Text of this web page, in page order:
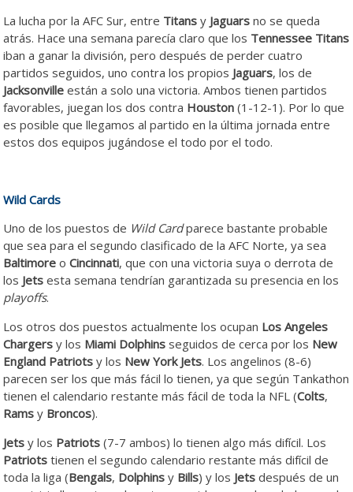
La lucha por la AFC Sur, entre Titans y Jaguars no se queda
atrás. Hace una semana parecía claro que los Tennessee Titans
iban a ganar la división, pero después de perder cuatro
partidos seguidos, uno contra los propios Jaguars, los de
Jacksonville están a solo una victoria. Ambos tienen partidos
favorables, juegan los dos contra Houston (1-12-1). Por lo que
es posible que llegamos al partido en la última jornada entre
estos dos equipos jugándose el todo por el todo.
Wild Cards
Uno de los puestos de Wild Cardparece bastante probable
que sea para el segundo clasificado de la AFC Norte, ya sea
Baltimore oCincinnati, que con una victoria suya o derrota de
los Jets esta semana tendrían garantizada su presencia en los
playoffs.
Los otros dos puestos actualmente los ocupan Los Angeles
Chargers y los Miami Dolphins seguidos de cerca por los New
England Patriots y los New York Jets. Los angelinos (8-6)
parecen ser los que más fácil lo tienen, ya que según Tankathon
tienen el calendario restante más fácil de toda la NFL (Colts,
Rams y Broncos).
Jets y los Patriots (7-7 ambos) lo tienen algo más difícil. Los
Patriots tienen el segundo calendario restante más difícil de
toda la liga (Bengals, Dolphins y Bills) y los Jets después de un